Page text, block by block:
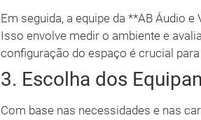
Em seguida, a equipe da **AB Áudio
Isso envolve medir o ambiente e
configuração do espaço é crucial
3. Escolha dos
Com base nas necessidades e nas